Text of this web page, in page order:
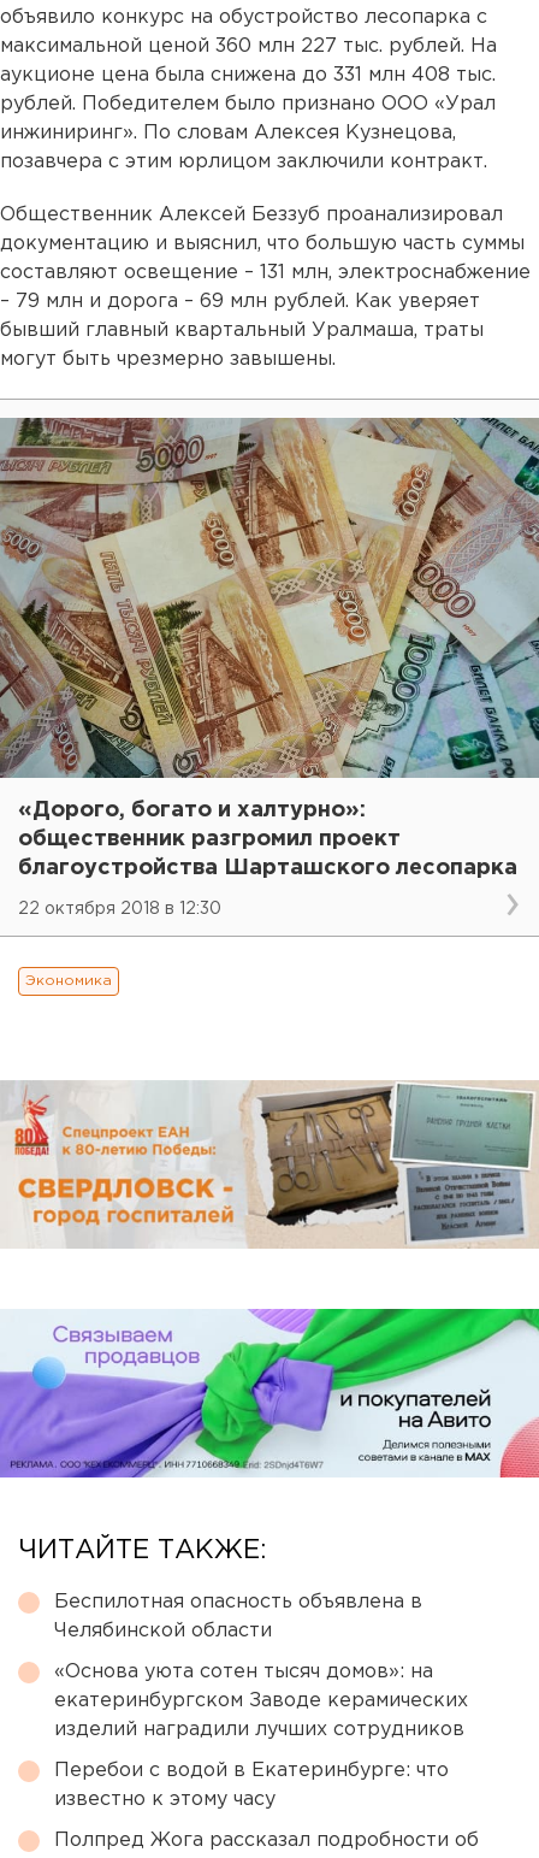
объявило конкурс на обустройство лесопарка с
максимальной ценой 360 млн 227 тыс. рублей. На
аукционе цена была снижена до 331 млн 408 тыс.
рублей. Победителем было признано ООО «Урал
инжиниринг». По словам Алексея Кузнецова,
позавчера с этим юрлицом заключили контракт.
Общественник Алексей Беззуб проанализировал
документацию и выяснил, что большую часть суммы
составляют освещение – 131 млн, электроснабжение
– 79 млн и дорога – 69 млн рублей. Как уверяет
бывший главный квартальный Уралмаша, траты
могут быть чрезмерно завышены.
«Дорого, богато и халтурно»:
общественник разгромил проект
благоустройства Шарташского лесопарка
22 октября 2018 в 12:30
Экономика
ЧИТАЙТЕ ТАКЖЕ:
Беспилотная опасность объявлена в
Челябинской области
«Основа уюта сотен тысяч домов»: на
екатеринбургском Заводе керамических
изделий наградили лучших сотрудников
Перебои с водой в Екатеринбурге: что
известно к этому часу
Полпред Жога рассказал подробности об